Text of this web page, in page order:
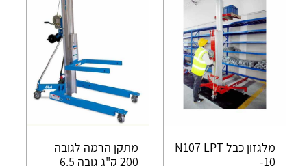
מלגזון כבל N107 LPT
-10
מתקן הרמה לגובה
200 ק"ג גובה 6.5